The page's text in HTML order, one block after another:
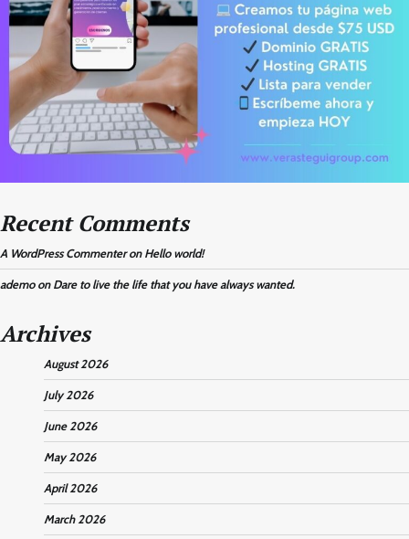
Recent Comments
A WordPress Commenteron Hello world!
ademoon Dare to live the life that you have always wanted.
Archives
August 2026
July 2026
June 2026
May 2026
April 2026
March 2026